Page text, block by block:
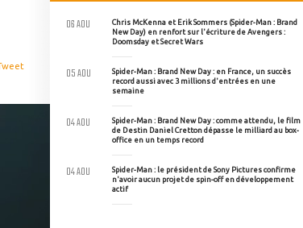
Chris McKenna et Erik Sommers (Spider-Man : Brand
New Day) en renfort sur l'écriture de Avengers :
Doomsday et Secret Wars
06 AOU
Spider-Man : Brand New Day : en France, un succès
record aussi avec 3 millions d'entrées en une
semaine
05 AOU
Spider-Man : Brand New Day : comme attendu, le film
de Destin Daniel Cretton dépasse le milliard au box-
office en un temps record
04 AOU
Spider-Man : le président de Sony Pictures confirme
n'avoir aucun projet de spin-off en développement
actif
04 AOU